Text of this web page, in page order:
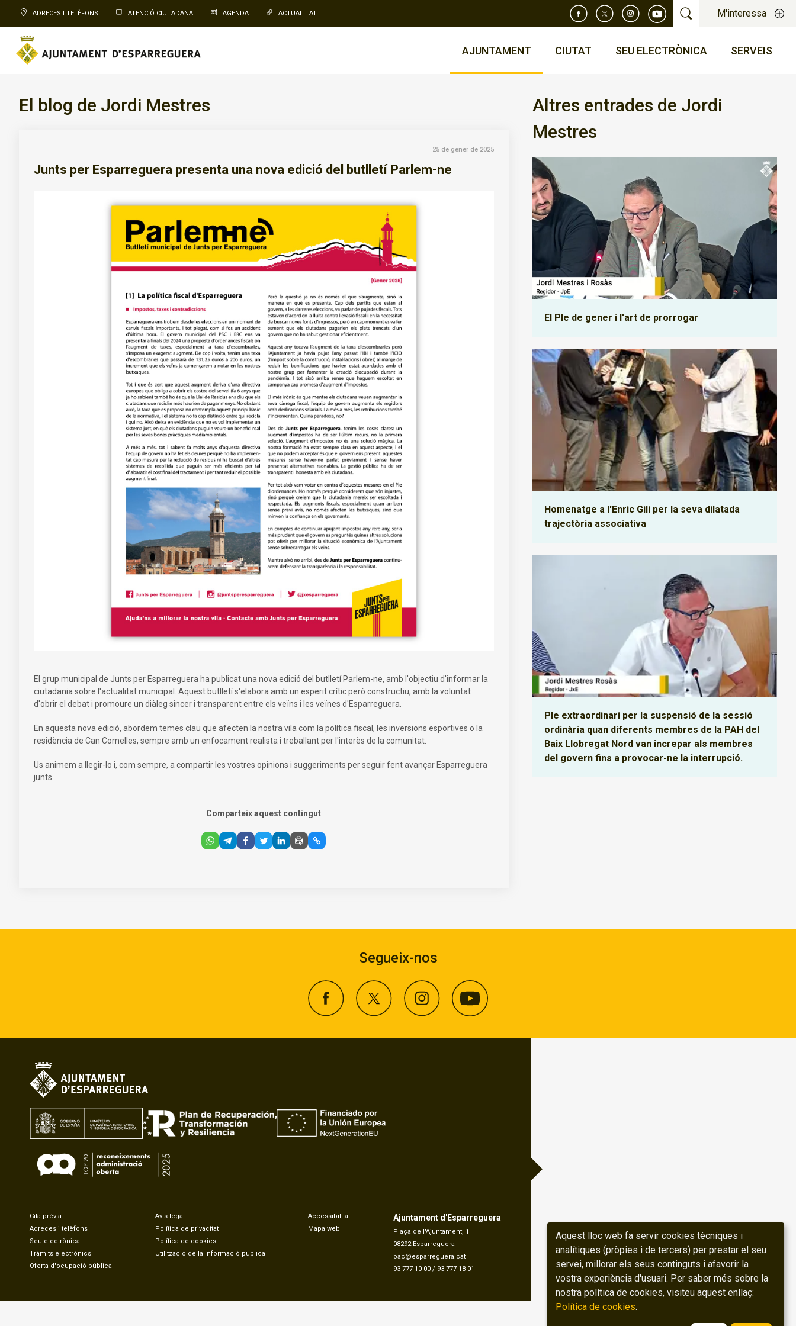
ADRECES I TELÈFONS ATENCIÓ CIUTADANA AGENDA ACTUALITAT M'interessa
AJUNTAMENT CIUTAT SEU ELECTRÒNICA SERVEIS
El blog de Jordi Mestres
25 de gener de 2025
Junts per Esparreguera presenta una nova edició del butlletí Parlem-ne
El grup municipal de Junts per Esparreguera ha publicat una nova edició del butlletí Parlem-ne, amb l'objectiu d'informar la
ciutadania sobre l'actualitat municipal. Aquest butlletí s'elabora amb un esperit crític però constructiu, amb la voluntat
d'obrir el debat i promoure un diàleg sincer i transparent entre els veïns i les veïnes d'Esparreguera.
En aquesta nova edició, abordem temes clau que afecten la nostra vila com la política fiscal, les inversions esportives o la
residència de Can Comelles, sempre amb un enfocament realista i treballant per l'interès de la comunitat.
Us animem a llegir-lo i, com sempre, a compartir les vostres opinions i suggeriments per seguir fent avançar Esparreguera
junts.
Comparteix aquest contingut
Altres entrades de Jordi
Mestres
El Ple de gener i l'art de prorrogar
Homenatge a l'Enric Gili per la seva dilatada
trajectòria associativa
Ple extraordinari per la suspensió de la sessió
ordinària quan diferents membres de la PAH del
Baix Llobregat Nord van increpar als membres
del govern fins a provocar-ne la interrupció.
Segueix-nos
Cita prèvia
Adreces i telèfons
Seu electrònica
Tràmits electrònics
Oferta d'ocupació pública
Avís legal
Política de privacitat
Política de cookies
Utilització de la informació pública
Accessibilitat
Mapa web
Ajuntament d'Esparreguera
Plaça de l'Ajuntament, 1
08292 Esparreguera
oac@esparreguera.cat
93 777 10 00/ 93 777 18 01
Aquest lloc web fa servir cookies tècniques i
analítiques (pròpies i de tercers) per prestar el seu
servei, millorar els seus continguts i afavorir la
vostra experiència d'usuari. Per saber més sobre la
nostra política de cookies, visiteu aquest enllaç:
Política de cookies.